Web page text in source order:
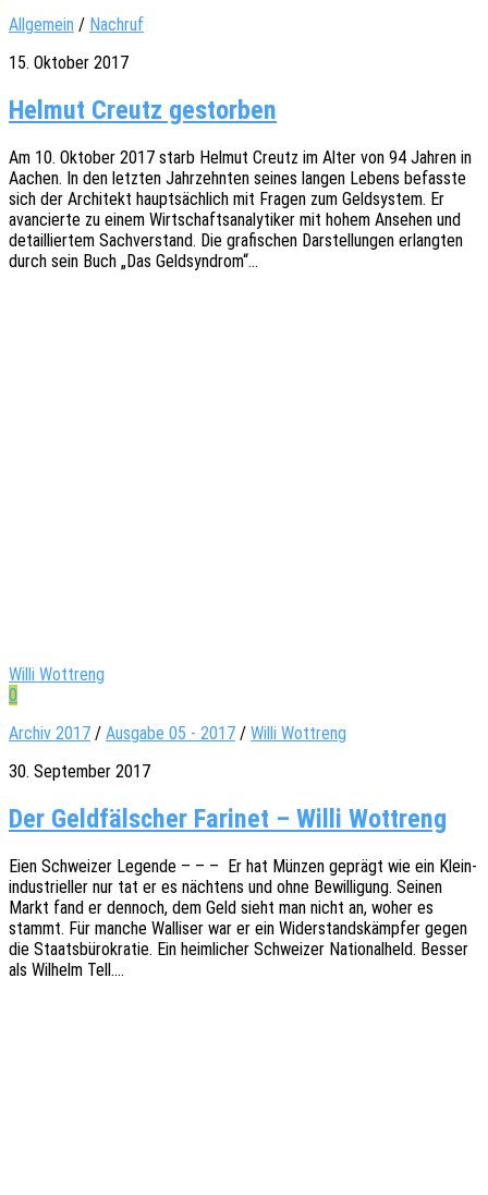
Allgemein / Nachruf
15. Oktober 2017
Helmut Creutz gestorben
Am 10. Okto­ber 2017 starb Helmut Creutz im Alter von 94 Jahren in
Aachen. In den letz­ten Jahr­zehn­ten seines langen Lebens befass­te
sich der Archi­tekt haupt­säch­lich mit Fragen zum Geld­sys­tem. Er
avan­cier­te zu einem Wirt­schafts­ana­ly­ti­ker mit hohem Anse­hen und
detail­lier­tem Sach­ver­stand. Die grafi­schen Darstel­lun­gen erlang­ten
durch sein Buch „Das Geldsyndrom“…
Willi Wottreng
0
Archiv 2017 / Ausgabe 05 - 2017 / Willi Wottreng
30. September 2017
Der Geldfälscher Farinet – Willi Wottreng
Eien Schwei­zer Legen­de – – – Er hat Münzen geprägt wie ein Klein­
in­dus­tri­el­ler nur tat er es näch­tens und ohne Bewil­li­gung. Seinen
Markt fand er dennoch, dem Geld sieht man nicht an, woher es
stammt. Für manche Walli­ser war er ein Wider­stands­kämp­fer gegen
die Staats­bü­ro­kra­tie. Ein heim­li­cher Schwei­zer Natio­nal­held. Besser
als Wilhelm Tell.…